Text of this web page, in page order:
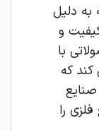
دلیل
و
با
‌کند که
را